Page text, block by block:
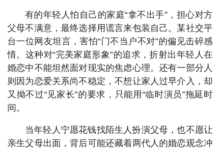
有的年轻人怕自己的家庭“拿不出手”，担心对方
父母不满意，最终选择用谎言来包装自己。某社交平
台一位网友坦言，害怕“门不当户不对”的偏见击碎感
情。这种对“完美家庭形象”的追求，折射出年轻人在
婚恋中不能坦然面对现实的焦虑心理。还有一部分人
则因为恋爱关系尚不稳定，不想让家人过早介入，却
又拗不过“见家长”的要求，只能用“临时演员”拖延时
间。
当年轻人宁愿花钱找陌生人扮演父母，也不愿让
亲生父母出面，背后可能还藏着两代人的婚恋观念冲